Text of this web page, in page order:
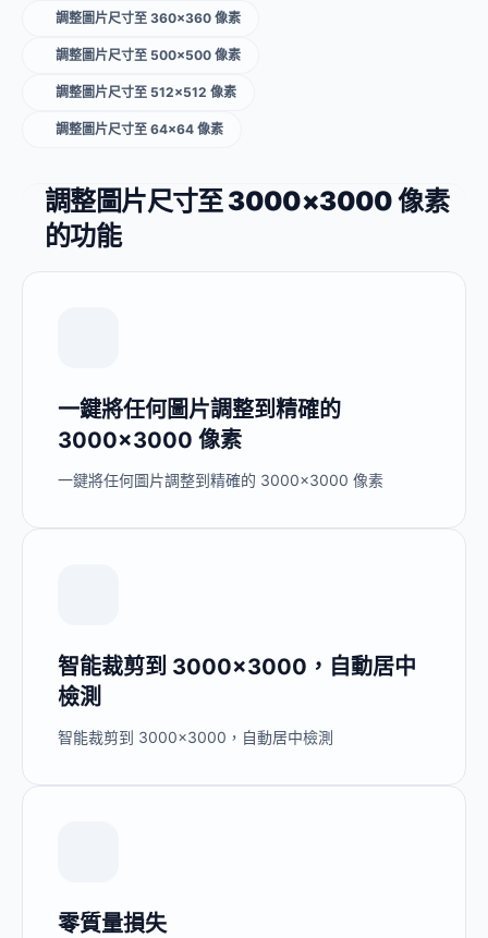
調整圖片尺寸至 360×360 像素
調整圖片尺寸至 500×500 像素
調整圖片尺寸至 512×512 像素
調整圖片尺寸至 64×64 像素
調整圖片尺寸至 3000×3000 像素
的功能
一鍵將任何圖片調整到精確的
3000×3000 像素
一鍵將任何圖片調整到精確的 3000×3000 像素
智能裁剪到 3000×3000，自動居中
檢測
智能裁剪到 3000×3000，自動居中檢測
零質量損失